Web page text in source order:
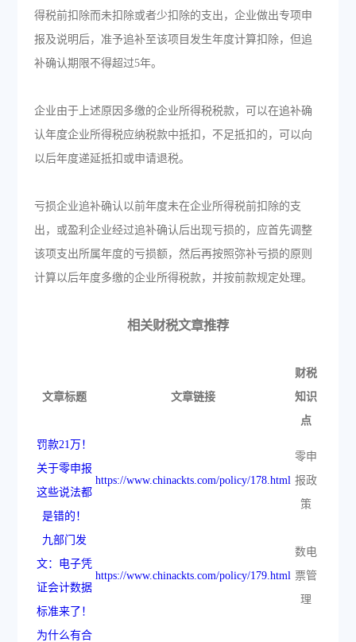
得税前扣除而未扣除或者少扣除的支出，企业做出专项申
报及说明后，准予追补至该项目发生年度计算扣除，但追
补确认期限不得超过5年。
企业由于上述原因多缴的企业所得税税款，可以在追补确
认年度企业所得税应纳税款中抵扣，不足抵扣的，可以向
以后年度递延抵扣或申请退税。
亏损企业追补确认以前年度未在企业所得税前扣除的支
出，或盈利企业经过追补确认后出现亏损的，应首先调整
该项支出所属年度的亏损额，然后再按照弥补亏损的原则
计算以后年度多缴的企业所得税款，并按前款规定处理。
相关财税文章推荐
文章标题 文章链接
财税
知识
点
罚款21万！
关于零申报
这些说法都
是错的！
https://www.chinackts.com/policy/178.html
零申
报政
策
九部门发
文：电子凭
证会计数据
标准来了！
https://www.chinackts.com/policy/179.html
数电
票管
理
为什么有合